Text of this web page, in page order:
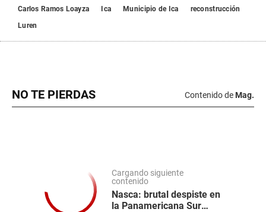
Carlos Ramos Loayza Ica Municipio de Ica
reconstrucción
Luren
NO TE PIERDAS Contenido de Mag.
Cargando siguiente
contenido
Nasca: brutal despiste en
la Panamericana Sur